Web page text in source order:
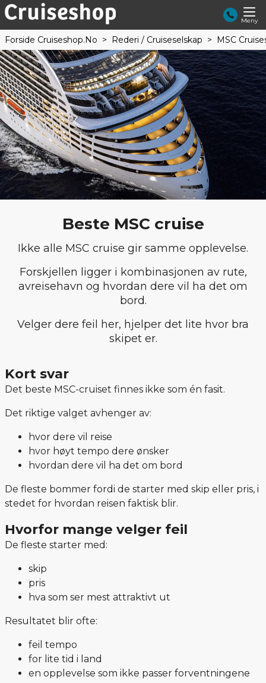
Meny
Forside Cruiseshop.no Rederi / Cruiseselskap MSC
Beste MSC cruise
Ikke alle MSC cruise gir samme opplevelse.
Forskjellen ligger i kombinasjonen av rute,
avreisehavn og hvordan dere vil ha det om
bord.
Velger dere feil her, hjelper det lite hvor bra
skipet er.
Kort svar
Det beste MSC-cruiset finnes ikke som én fasit.
Det riktige valget avhenger av:
hvor dere vil reise
hvor høyt tempo dere ønsker
hvordan dere vil ha det om bord
De fleste bommer fordi de starter med skip eller pris, i
stedet for hvordan reisen faktisk blir.
Hvorfor mange velger feil
De fleste starter med:
skip
pris
hva som ser mest attraktivt ut
Resultatet blir ofte:
feil tempo
for lite tid i land
en opplevelse som ikke passer forventningene